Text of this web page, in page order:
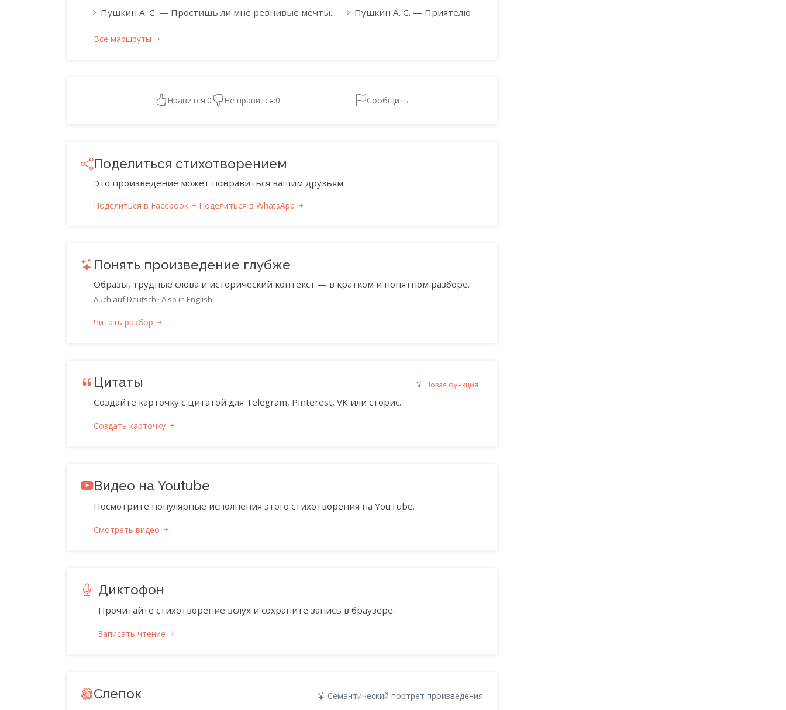
Пушкин А. С. — Простишь ли мне ревнивые мечты...
Пушкин А. С. — Приятелю
Все маршруты
Нравится:0 Не нравится:0 Сообщить
Поделиться стихотворением
Это произведение может понравиться вашим друзьям.
Поделиться в Facebook Поделиться в WhatsApp
Понять произведение глубже
Образы, трудные слова и исторический контекст — в кратком и понятном разборе.
Auch auf Deutsch · Also in English
Читать разбор
Цитаты Новая функция
Создайте карточку с цитатой для Telegram, Pinterest, VK или сторис.
Создать карточку
Видео на Youtube
Посмотрите популярные исполнения этого стихотворения на YouTube.
Смотреть видео
Диктофон
Прочитайте стихотворение вслух и сохраните запись в браузере.
Записать чтение
Слепок Семантический портрет произведения